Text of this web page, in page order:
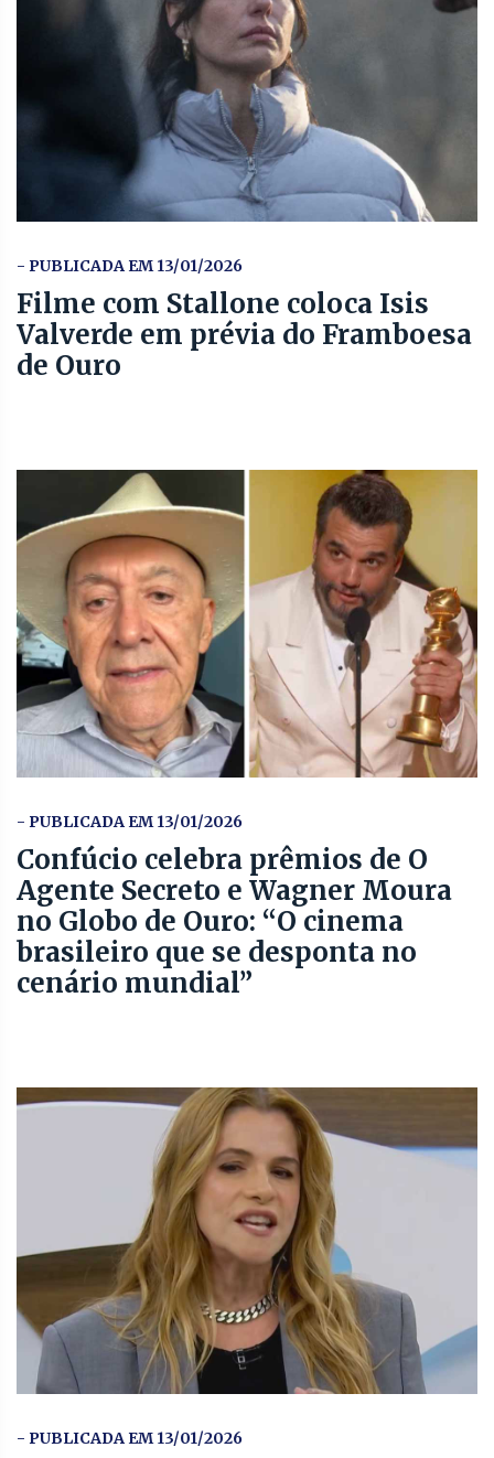
- PUBLICADA EM 13/01/2026
Filme com Stallone coloca Isis
Valverde em prévia do Framboesa
de Ouro
- PUBLICADA EM 13/01/2026
Confúcio celebra prêmios de O
Agente Secreto e Wagner Moura
no Globo de Ouro: “O cinema
brasileiro que se desponta no
cenário mundial”
- PUBLICADA EM 13/01/2026